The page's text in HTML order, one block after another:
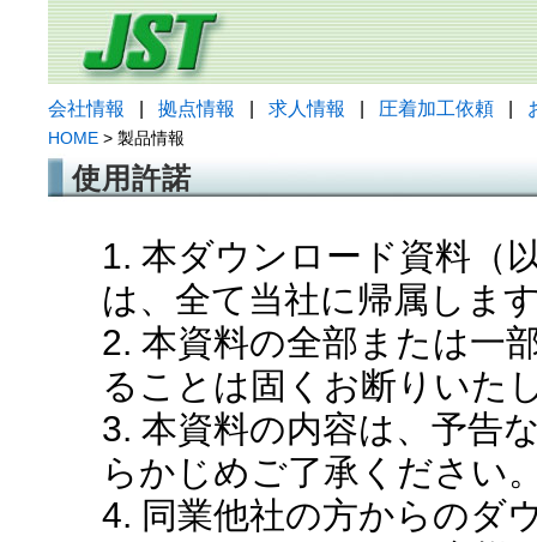
会社情報 拠点情報 求人情報 圧着加工依頼
HOME > 製品情報
使用許諾
1. 本ダウンロード資料（
は、全て当社に帰属しま
2. 本資料の全部または一
ることは固くお断りいた
3. 本資料の内容は、予告
らかじめご了承ください
4. 同業他社の方からのダ